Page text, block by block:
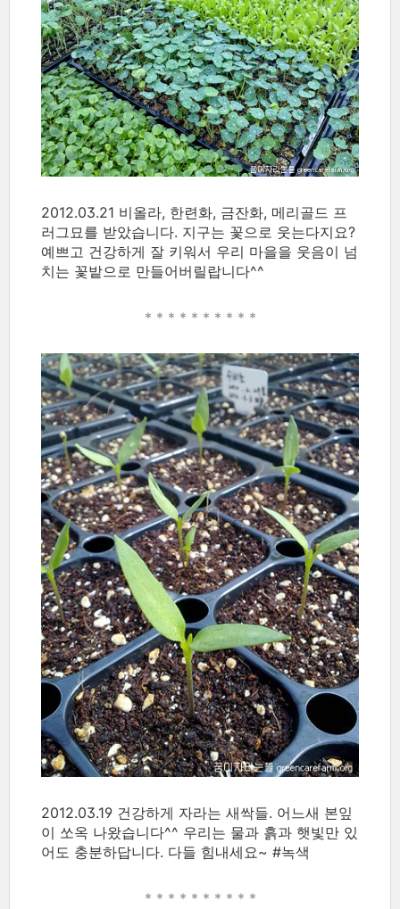
2012.03.21 비올라, 한련화, 금잔화, 메리골드 프
러그묘를 받았습니다. 지구는 꽃으로 웃는다지요?
예쁘고 건강하게 잘 키워서 우리 마을을 웃음이 넘
치는 꽃밭으로 만들어버릴랍니다^^
* * * * * * * * * *
2012.03.19 건강하게 자라는 새싹들. 어느새 본잎
이 쏘옥 나왔습니다^^ 우리는 물과 흙과 햇빛만 있
어도 충분하답니다. 다들 힘내세요~ #녹색
* * * * * * * * * *